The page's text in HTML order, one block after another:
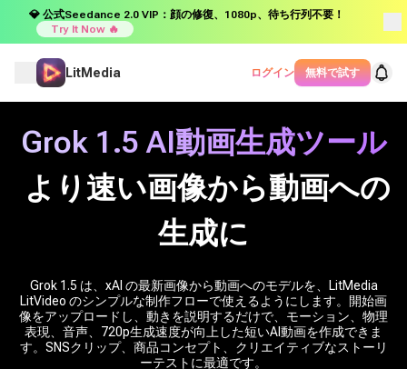
💎 公式Seedance 2.0 VIP：顔の修復、1080p、待ち行列不要！
Try It Now 🔥
LitMedia ログイン 無料で試す
Grok 1.5 AI動画生成ツール
より速い画像から動画への
生成に
Grok 1.5 は、xAI の最新画像から動画へのモデルを、LitMedia
LitVideo のシンプルな制作フローで使えるようにします。開始画
像をアップロードし、動きを説明するだけで、モーション、物理
表現、音声、720p生成速度が向上した短いAI動画を作成できま
す。SNSクリップ、商品コンセプト、クリエイティブなストーリ
ーテストに最適です。